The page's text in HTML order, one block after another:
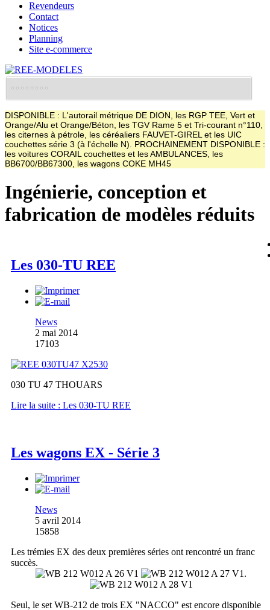
Revendeurs
Contact
Notices
Planning
Site e-commerce
DISPONIBLE : L'autorail métrique DE DION, les RGP TEE, Vert et
Orange/Alu et Orange/Béton, les TGV Rame 5 et Tri-courant n°110,
les citernes à pétrole, les céréaliers FAUVET-GIREL et les UIC
couchettes série 3 (à l'échelle N). PROCHAINEMENT DISPONIBLE :
les voitures CORAIL couchettes et les AMBULANCES, les
BB6700/BB67300, les wagons COKE MH45
Ingénierie, conception et
fabrication de modèles réduits
Les 030-TU REE
News
2 mai 2014
17103
030 TU 47 THOUARS
Lire la suite : Les 030-TU REE
Les wagons EX - Série 3
News
5 avril 2014
15858
Les trémies EX des deux premières séries ont rencontré un franc
succès.
.
Seul, le set WB-212 de trois EX "NACCO" est encore disponible